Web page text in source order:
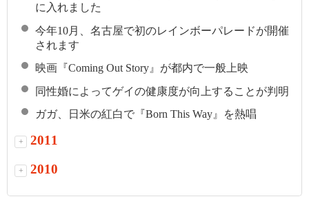
に入れました
今年10月、名古屋で初のレインボーパレードが開催
されます
映画『Coming Out Story』が都内で一般上映
同性婚によってゲイの健康度が向上することが判明
ガガ、日米の紅白で『Born This Way』を熱唱
+ 2011
+ 2010